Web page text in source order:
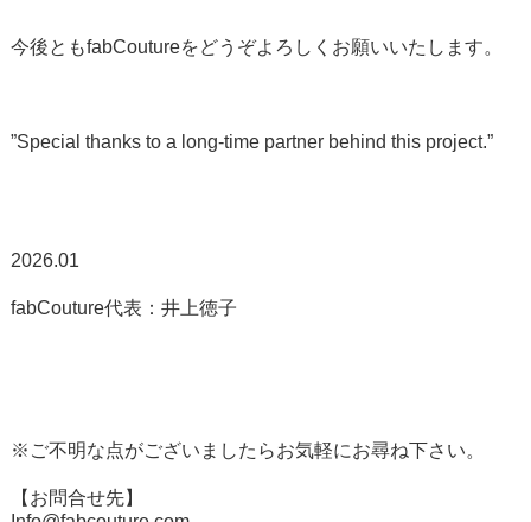
今後ともfabCoutureをどうぞよろしくお願いいたします。
”Special thanks to a long-time partner behind this project.”
2026.01
fabCouture代表：井上徳子
※ご不明な点がございましたらお気軽にお尋ね下さい。
【お問合せ先】